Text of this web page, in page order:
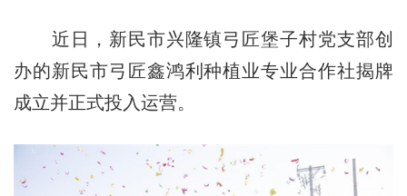
近日，新民市兴隆镇弓匠堡子村党支部创
办的新民市弓匠鑫鸿利种植业专业合作社揭牌
成立并正式投入运营。